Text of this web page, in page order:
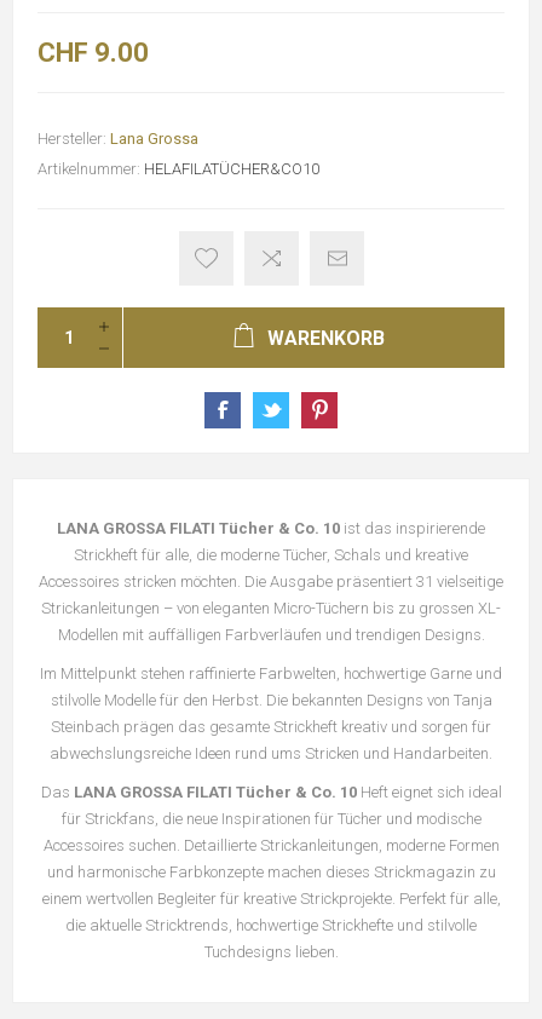
CHF 9.00
Hersteller: Lana Grossa
Artikelnummer: HELAFILATÜCHER&CO10
WARENKORB
LANA GROSSA FILATI Tücher & Co. 10 ist das inspirierende
Strickheft für alle, die moderne Tücher, Schals und kreative
Accessoires stricken möchten. Die Ausgabe präsentiert 31 vielseitige
Strickanleitungen – von eleganten Micro-Tüchern bis zu grossen XL-
Modellen mit auffälligen Farbverläufen und trendigen Designs.
Im Mittelpunkt stehen raffinierte Farbwelten, hochwertige Garne und
stilvolle Modelle für den Herbst. Die bekannten Designs von Tanja
Steinbach prägen das gesamte Strickheft kreativ und sorgen für
abwechslungsreiche Ideen rund ums Stricken und Handarbeiten.
Das LANA GROSSA FILATI Tücher & Co. 10Heft eignet sich ideal
für Strickfans, die neue Inspirationen für Tücher und modische
Accessoires suchen. Detaillierte Strickanleitungen, moderne Formen
und harmonische Farbkonzepte machen dieses Strickmagazin zu
einem wertvollen Begleiter für kreative Strickprojekte. Perfekt für alle,
die aktuelle Stricktrends, hochwertige Strickhefte und stilvolle
Tuchdesigns lieben.